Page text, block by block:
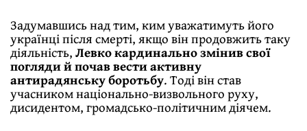
Задумавшись над тим, ким уважатимуть його
українці після смерті, якщо він продовжить таку
діяльність,Левко кардинально змінив свої
погляди й почав вести активну
антирадянську боротьбу. Тоді він став
учасником національно-визвольного руху,
дисидентом, громадсько-політичним діячем.